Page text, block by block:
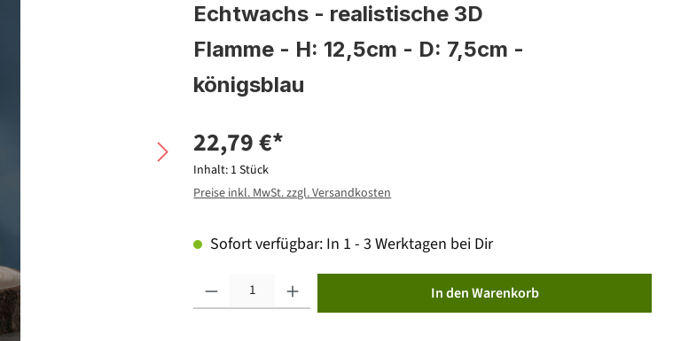
Echtwachs - realistische 3D
Flamme - H: 12,5cm - D: 7,5cm -
königsblau
22,79 €*
Inhalt: 1 Stück
Preise inkl. MwSt. zzgl. Versandkosten
Sofort verfügbar: In 1 - 3 Werktagen bei Dir
In den Warenkorb